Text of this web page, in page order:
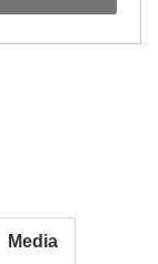
Media